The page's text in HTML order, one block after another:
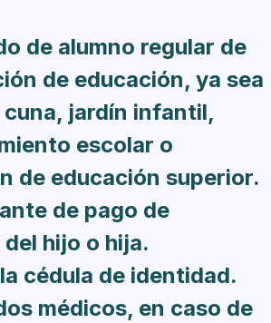
de alumno regular de
de educación, ya sea
cuna, jardín infantil,
escolar o
de educación superior.
de pago de
hijo o hija.
cédula de identidad.
médicos, en caso de